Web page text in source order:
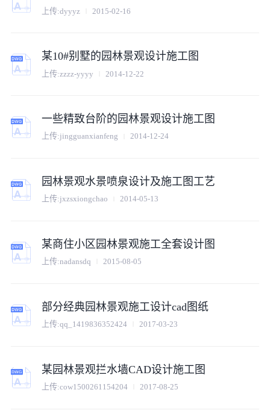
上传:dyyyz 2015-02-16
某10#别墅的园林景观设计施工图
上传:zzzz-yyyy 2014-12-22
一些精致台阶的园林景观设计施工图
上传:jingguanxianfeng 2014-12-24
园林景观水景喷泉设计及施工图工艺
上传:jxzsxiongchao 2014-05-13
某商住小区园林景观施工全套设计图
上传:nadansdq 2015-08-05
部分经典园林景观施工设计cad图纸
上传:qq_1419836352424 2017-03-23
某园林景观拦水墙CAD设计施工图
上传:cow1500261154204 2017-08-25